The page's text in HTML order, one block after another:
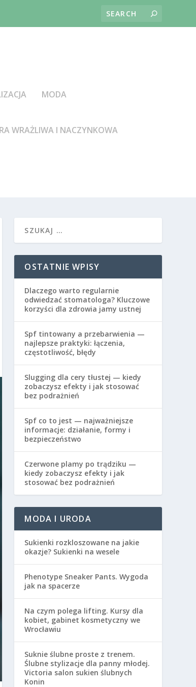
MODA
WRAŻLIWA I NACZYNKOWA
OSTATNIE WPISY
Dlaczego warto regularnie
odwiedzać stomatologa? Kluczowe
korzyści dla zdrowia jamy ustnej
Spf tintowany a przebarwienia —
najlepsze praktyki: łączenia,
częstotliwość, błędy
Slugging dla cery tłustej — kiedy
zobaczysz efekty i jak stosować
bez podrażnień
Spf co to jest — najważniejsze
informacje: działanie, formy i
bezpieczeństwo
Czerwone plamy po trądziku —
kiedy zobaczysz efekty i jak
stosować bez podrażnień
MODA I URODA
Sukienki rozkloszowane na jakie
okazje? Sukienki na wesele
Phenotype Sneaker Pants. Wygoda
jak na spacerze
Na czym polega lifting. Kursy dla
kobiet, gabinet kosmetyczny we
Wrocławiu
Suknie ślubne proste z trenem.
Ślubne stylizacje dla panny młodej.
Victoria salon sukien ślubnych
Konin